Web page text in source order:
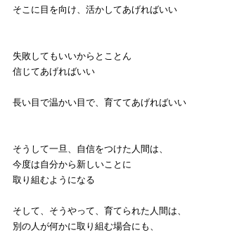
そこに目を向け、活かしてあげればいい
失敗してもいいからとことん
信じてあげればいい
長い目で温かい目で、育ててあげればいい
そうして一旦、自信をつけた人間は、
今度は自分から新しいことに
取り組むようになる
そして、そうやって、育てられた人間は、
別の人が何かに取り組む場合にも、